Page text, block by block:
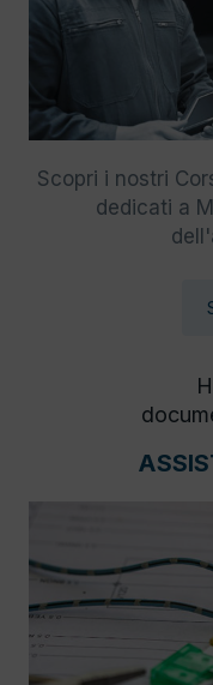
Scopri i nostri
dedicati a